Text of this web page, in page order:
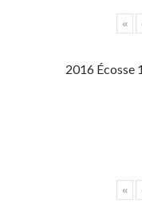
«
2016 Écosse
«